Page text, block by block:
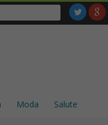
Moda Salute